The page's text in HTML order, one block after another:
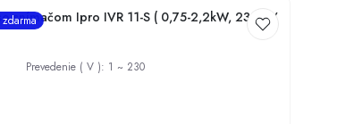
snímačom Ipro IVR 11-S ( 0,75-2,2kW, 230V /
Prevedenie ( V ): 1 ~ 230